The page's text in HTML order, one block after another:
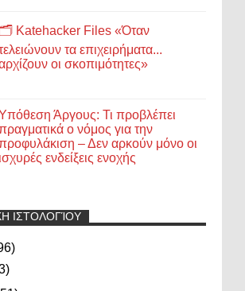
🗂️ Katehacker Files «Όταν
τα επιχειρήματα...
οι σκοπιμότητες»
Άργους: Τι προβλέπει
ο νόμος για την
– Δεν αρκούν μόνο οι
ισχυρές ενδείξεις ενοχής
ΙΣΤΟΛΟΓΊΟΥ